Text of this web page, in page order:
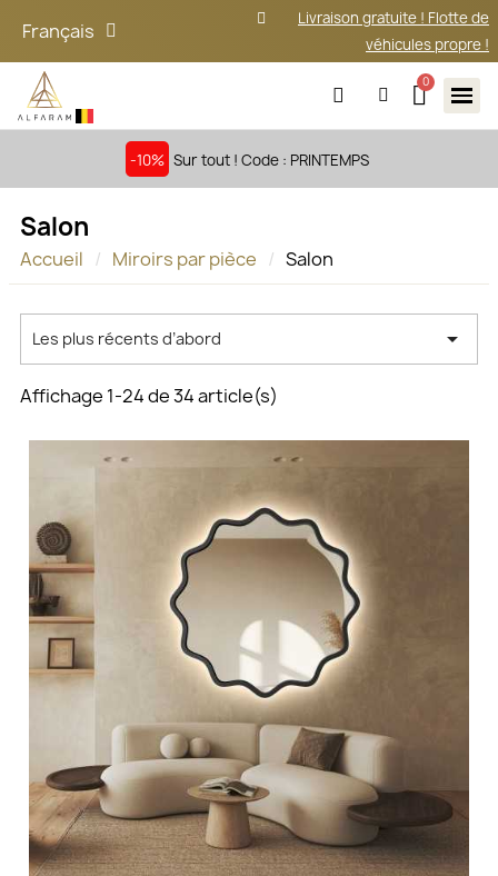
Français
Livraison gratuite ! Flotte de
véhicules propre !
-10% Sur tout ! Code : PRINTEMPS
Salon
Accueil Miroirs par pièce Salon
Les plus récents d’abord 
Affichage 1-24 de 34 article(s)